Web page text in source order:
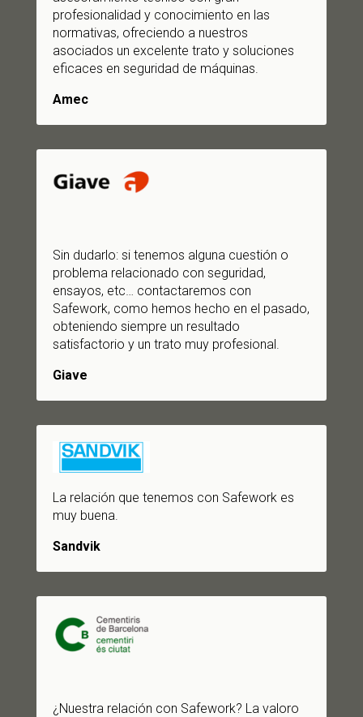
profesionalidad y conocimiento en las
normativas, ofreciendo a nuestros
asociados un excelente trato y soluciones
eficaces en seguridad de máquinas.
Amec
Sin dudarlo: si tenemos alguna cuestión o
problema relacionado con seguridad,
ensayos, etc… contactaremos con
Safework, como hemos hecho en el pasado,
obteniendo siempre un resultado
satisfactorio y un trato muy profesional.
Giave
La relación que tenemos con Safework es
muy buena.
Sandvik
¿Nuestra relación con Safework? La valoro